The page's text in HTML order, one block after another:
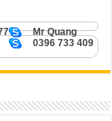
Mr Quang
0396 733 409